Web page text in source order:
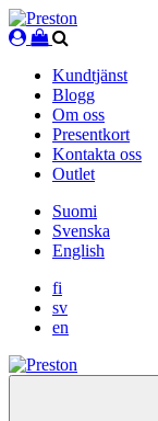
Skip
to
Kundtjänst
Blogg
Om oss
Presentkort
Kontakta oss
Outlet
Suomi
Svenska
English
fi
sv
en